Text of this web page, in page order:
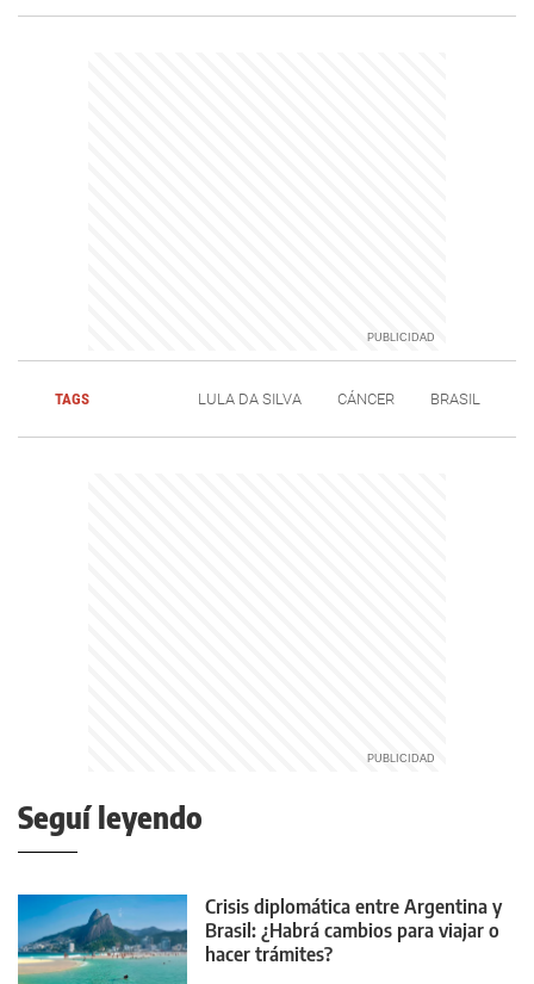
TAGS LULA DA SILVA CÁNCER BRASIL
Seguí leyendo
Crisis diplomática entre Argentina y
Brasil: ¿Habrá cambios para viajar o
hacer trámites?